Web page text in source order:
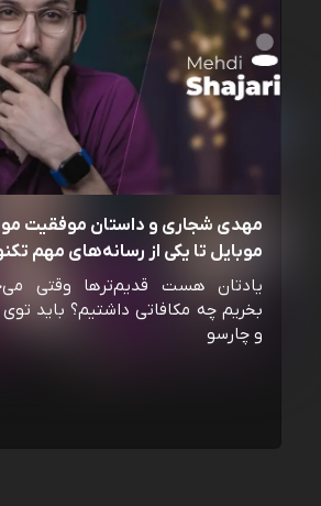
مهدی شجاری و داستان موفقیت
موبایل تا یکی از رسانه‌‌های مهم
یادتان هست قدیم‌ترها وقتی
بخریم چه مکافاتی داشتیم؟ باید توی
و چارسو